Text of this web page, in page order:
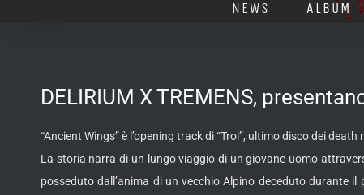
NEWS ALBUM
DELIRIUM X TREMENS,
“Ancient Wings” è l’opening track di “Troi”, ultimo disco dei
La storia narra di un lungo viaggio di un giovane uomo
posseduto dall’anima di un vecchio Alpino deceduto durante